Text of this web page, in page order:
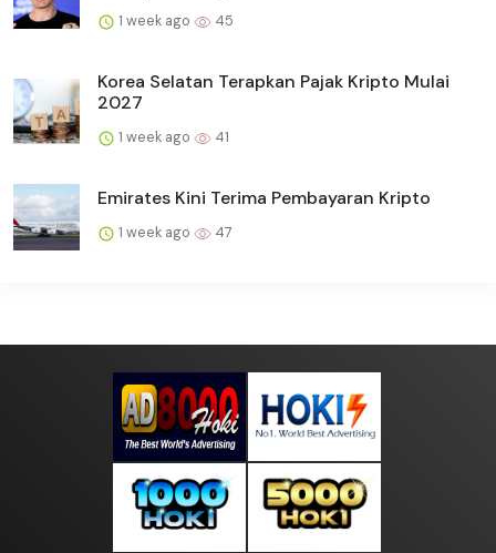
1 week ago 45
Korea Selatan Terapkan Pajak Kripto Mulai
2027
1 week ago 41
Emirates Kini Terima Pembayaran Kripto
1 week ago 47